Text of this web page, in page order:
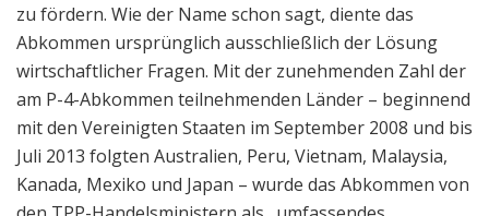
zu fördern. Wie der Name schon sagt, diente das
Abkommen ursprünglich ausschließlich der Lösung
wirtschaftlicher Fragen. Mit der zunehmenden Zahl der
am P-4-Abkommen teilnehmenden Länder – beginnend
mit den Vereinigten Staaten im September 2008 und bis
Juli 2013 folgten Australien, Peru, Vietnam, Malaysia,
Kanada, Mexiko und Japan – wurde das Abkommen von